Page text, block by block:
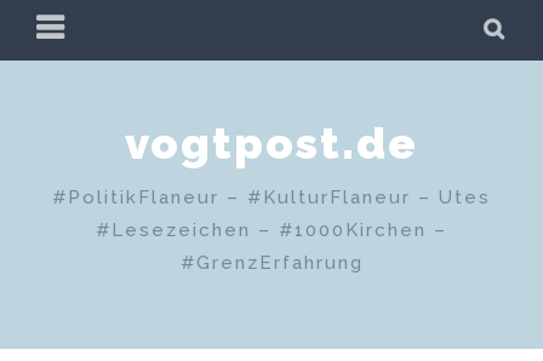
Zum
PRIMÄRES
MENÜ
vogtpost.de
#PolitikFlaneur – #KulturFlaneur – Utes
#Lesezeichen – #1000Kirchen –
#GrenzErfahrung